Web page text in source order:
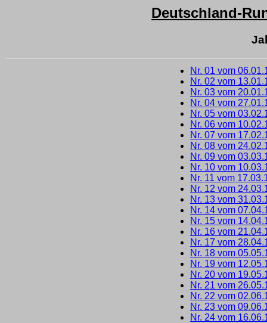
Deutschland-
Nr. 01 vom
Nr. 02 vom
Nr. 03 vom
Nr. 04 vom
Nr. 05 vom
Nr. 06 vom
Nr. 07 vom
Nr. 08 vom
Nr. 09 vom
Nr. 10 vom
Nr. 11 vom
Nr. 12 vom
Nr. 13 vom
Nr. 14 vom
Nr. 15 vom
Nr. 16 vom
Nr. 17 vom
Nr. 18 vom
Nr. 19 vom
Nr. 20 vom
Nr. 21 vom
Nr. 22 vom
Nr. 23 vom
Nr. 24 vom